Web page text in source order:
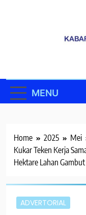
MENU
Home 2025 Mei
Kukar Teken Kerja
Hektare Lahan Gambut
ADVERTORIAL